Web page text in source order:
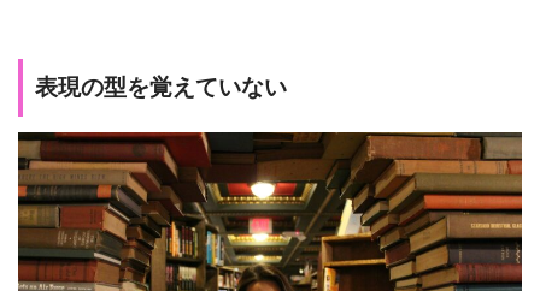
表現の型を覚えていない